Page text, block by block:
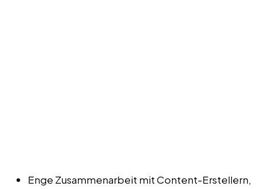
Enge Zusammenarbeit mit Content-Erstellern,